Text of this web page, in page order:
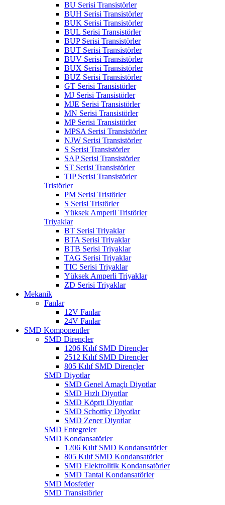
BU Serisi Transistörler
BUH Serisi Transistörler
BUK Serisi Transistörler
BUL Serisi Transistörler
BUP Serisi Transistörler
BUT Serisi Transistörler
BUV Serisi Transistörler
BUX Serisi Transistörler
BUZ Serisi Transistörler
GT Serisi Transistörler
MJ Serisi Transistörler
MJE Serisi Transistörler
MN Serisi Transistörler
MP Serisi Transistörler
MPSA Serisi Transistörler
NJW Serisi Transistörler
S Serisi Transistörler
SAP Serisi Transistörler
ST Serisi Transistörler
TIP Serisi Transistörler
Tristörler
PM Serisi Tristörler
S Serisi Tristörler
Yüksek Amperli Tristörler
Triyaklar
BT Serisi Triyaklar
BTA Serisi Triyaklar
BTB Serisi Triyaklar
TAG Serisi Triyaklar
TIC Serisi Triyaklar
Yüksek Amperli Triyaklar
ZD Serisi Triyaklar
Mekanik
Fanlar
12V Fanlar
24V Fanlar
SMD Komponentler
SMD Dirençler
1206 Kılıf SMD Dirençler
2512 Kılıf SMD Dirençler
805 Kılıf SMD Dirençler
SMD Diyotlar
SMD Genel Amaçlı Diyotlar
SMD Hızlı Diyotlar
SMD Köprü Diyotlar
SMD Schottky Diyotlar
SMD Zener Diyotlar
SMD Entegreler
SMD Kondansatörler
1206 Kılıf SMD Kondansatörler
805 Kılıf SMD Kondansatörler
SMD Elektrolitik Kondansatörler
SMD Tantal Kondansatörler
SMD Mosfetler
SMD Transistörler